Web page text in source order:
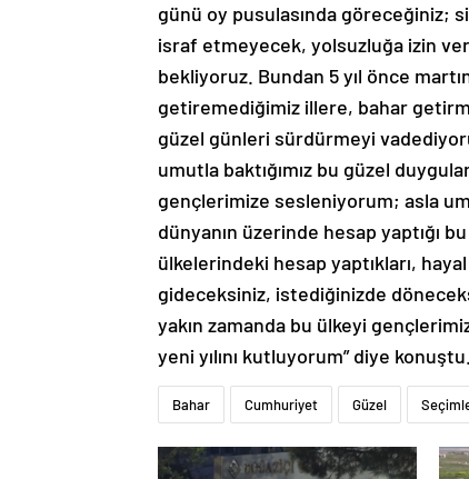
günü oy pusulasında göreceğiniz;
israf etmeyecek, yolsuzluğa izin
bekliyoruz. Bundan 5 yıl önce
getiremediğimiz illere, bahar
güzel günleri sürdürmeyi
umutla baktığımız bu güzel
gençlerimize sesleniyorum; asla
dünyanın üzerinde hesap yaptığı
ülkelerindeki hesap yaptıkları,
gideceksiniz, istediğinizde
yakın zamanda bu ülkeyi
yeni yılını kutluyorum” diye konuştu.
Bahar Cumhuriyet Güzel